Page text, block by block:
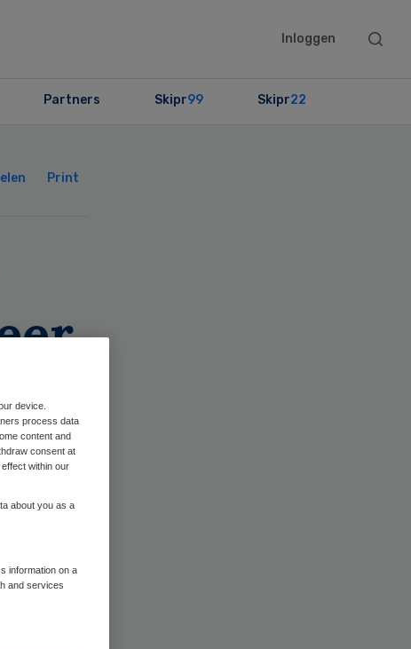
Inloggen
Search
Partners Skipr99 Skipr22
Print
device.
process data
content and
consent at
within our
about you as a
information on a
and services